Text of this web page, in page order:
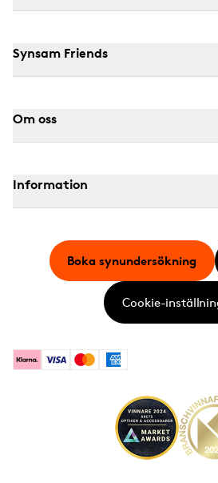
Synsam Friends
Om oss
Information
KlarnaVisa MastercardAmerican Express
Boka synundersökning
Cookie-